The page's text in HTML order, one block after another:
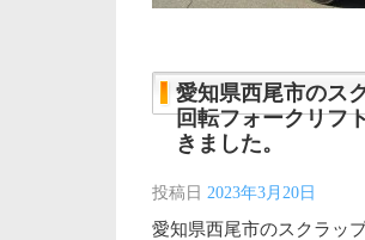
愛知県西尾市のス
回転フォークリフ
きました。
投稿日 2023年3月20日
愛知県西尾市のスクラッ